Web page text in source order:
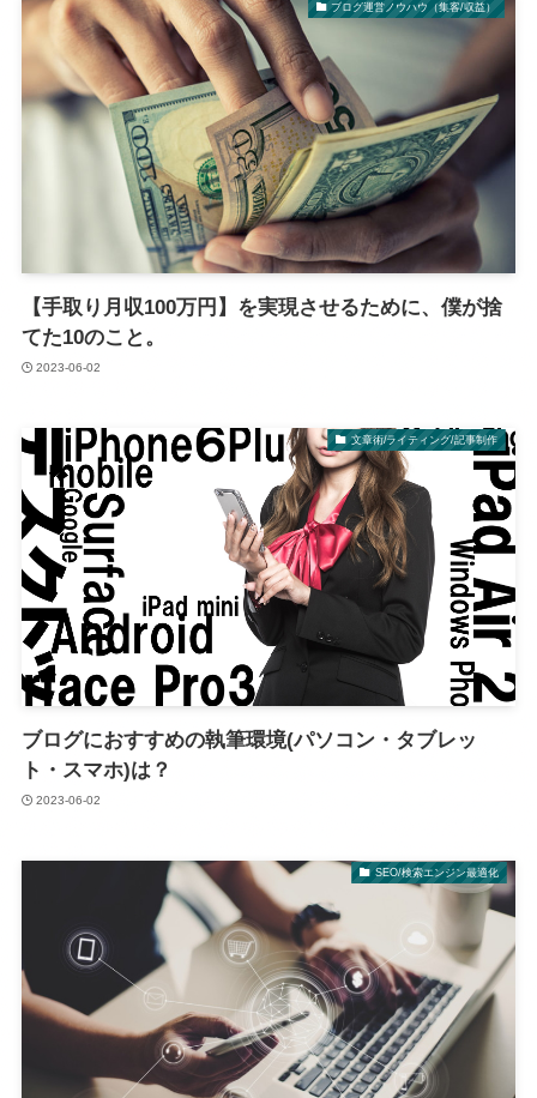
ブログ運営ノウハウ（集客/収益）
【手取り月収100万円】を実現させるために、僕が捨
てた10のこと。
2023-06-02
文章術/ライティング/記事制作
ブログにおすすめの執筆環境(パソコン・タブレッ
ト・スマホ)は？
2023-06-02
SEO/検索エンジン最適化